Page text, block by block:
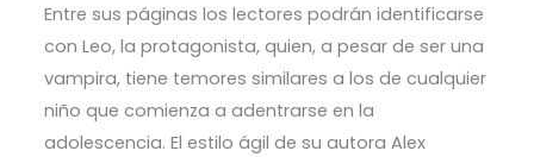
Entre sus páginas los lectores podrán identificarse
con Leo, la protagonista, quien, a pesar de ser una
vampira, tiene temores similares a los de cualquier
niño que comienza a adentrarse en la
adolescencia. El estilo ágil de su autora Alex